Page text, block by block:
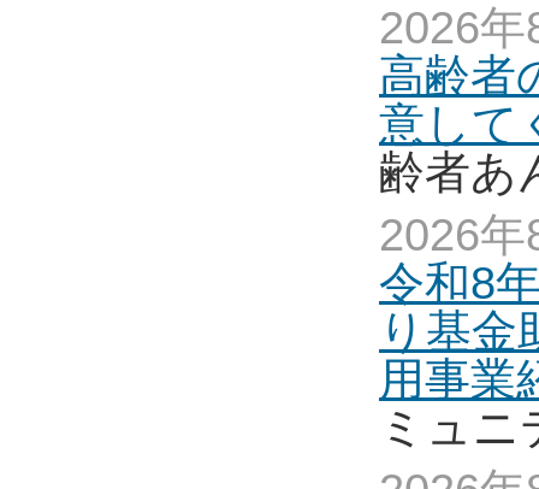
2026
高齢者
意して
齢者あ
2026
令和8
り基金
用事業
ミュニ